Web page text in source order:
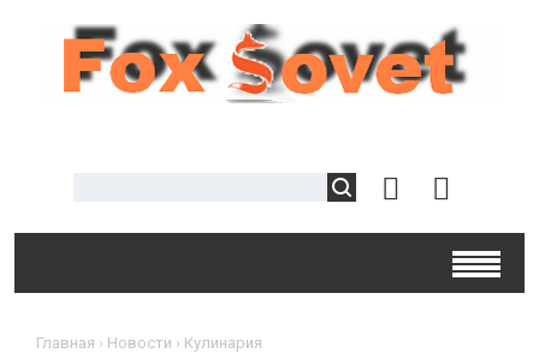
Главная › Новости › Кулинария